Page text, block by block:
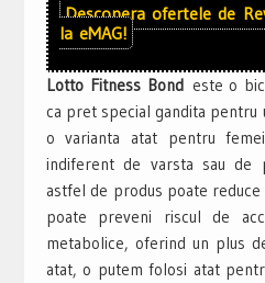
Descopera ofertele de
la eMAG!
Lotto Fitness Bond este o
ca pret special gandita pentru
o varianta atat pentru
indiferent de varsta sau de
astfel de produs poate
poate preveni riscul de
metabolice, oferind un plus
atat, o putem folosi atat